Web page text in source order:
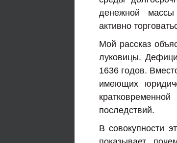
денежной массы
активно
Мой рассказ
луковицы.
1636 годов.
имеющих
последствий.
В совокупности